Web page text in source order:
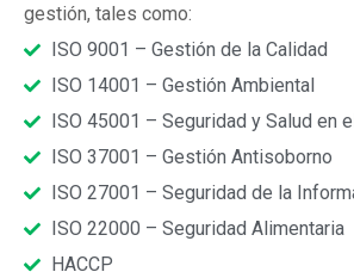
gestión, tales como:
ISO 9001 – Gestión de la Calidad
ISO 14001 – Gestión Ambiental
ISO 45001 – Seguridad y Salud en
ISO 37001 – Gestión Antisoborno
ISO 27001 – Seguridad de la
ISO 22000 – Seguridad Alimentaria
HACCP